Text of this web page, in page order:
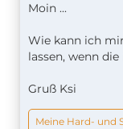
Moin ...
Wie kann ich
lassen, wenn
Gruß Ksi
Meine Hard- und